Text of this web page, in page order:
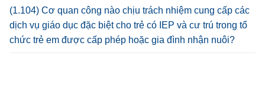
(1.104) Cơ quan công nào chịu trách nhiệm cung cấp các
dịch vụ giáo dục đặc biệt cho trẻ có IEP và cư trú trong tổ
chức trẻ em được cấp phép hoặc gia đình nhận nuôi?